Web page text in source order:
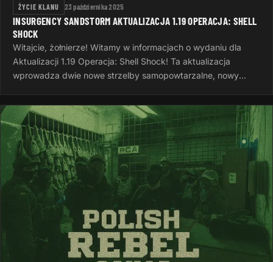
ŻYCIE KLANU 23 października 2025
INSURGENCY SANDSTORM AKTUALIZACJA 1.19 OPERACJA: SHELL
SHOCK
Witajcie, żołnierze! Witamy w informacjach o wydaniu dla
Aktualizacji 1.19 Operacja: Shell Shock! Ta aktualizacja
wprowadza dwie nowe strzelby samopowtarzalne, nowy